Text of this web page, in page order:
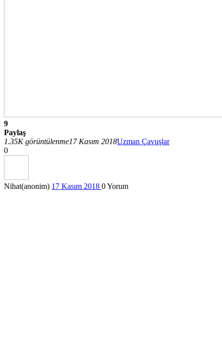
9
Paylaş
1.35K görüntülenme17 Kasım 2018Uzman Çavuşlar
0
Nihat(anonim) 17 Kasım 2018 0Yorum